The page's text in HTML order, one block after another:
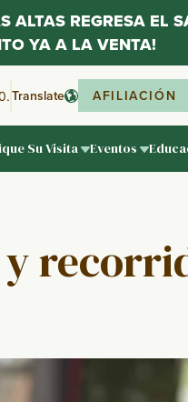
Translate AFILIACIÓN
Su Visita Eventos
y
ALTAS REGRESA EL
YA A LA VENTA!